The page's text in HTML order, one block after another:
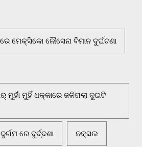
ମେକ୍ସିକୋ ନୌସେନା ବିମାନ ଦୁର୍ଘଟଣା
ମୁହାଁ ମୁହିଁ ଧକ୍କାରେ ଜଳିଗଲା ଦୁଇଟି
ଦୁର୍ଗମ ରେ ଦୁର୍ଦ୍ଦଶା ନକ୍ସଲ